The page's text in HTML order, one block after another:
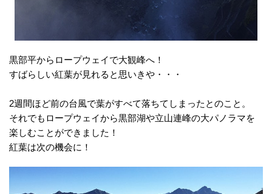
黒部平からロープウェイで大観峰へ！
すばらしい紅葉が見れると思いきや・・・
2週間ほど前の台風で葉がすべて落ちてしまったとのこと。
それでもロープウェイから黒部湖や立山連峰の大パノラマを
楽しむことができました！
紅葉は次の機会に！